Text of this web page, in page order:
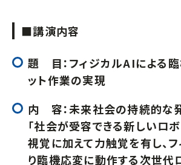
■講演内容
題 目：フィジカルAIによる
ット作業の実現
内 容：未来社会の持続的な
「社会が受容できる新しいロボ
視覚に加えて力触覚を有し、
り臨機応変に動作する次世代